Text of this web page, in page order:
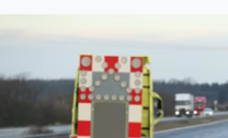
Bi̇li̇m & Teknoloji̇
Dünya